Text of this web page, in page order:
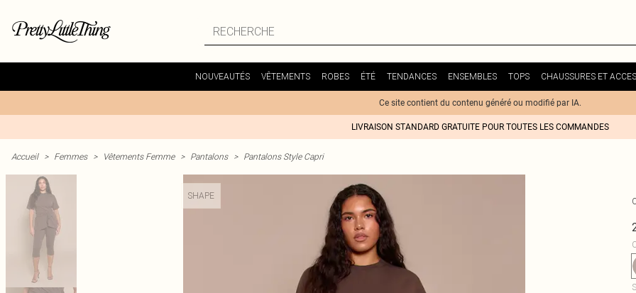
NOUVEAUTÉS VÊTEMENTS ROBES ÉTÉ TENDANCES ENSEMBLES TOPS CHAUSSURES ET
Ce site contient du contenu généré ou modifié par IA.
LIVRAISON STANDARD GRATUITE POUR TOUTES LES COMMANDES
Accueil > Femmes > Vêtements Femme > Pantalons > Pantalons Style Capri
SHAPE